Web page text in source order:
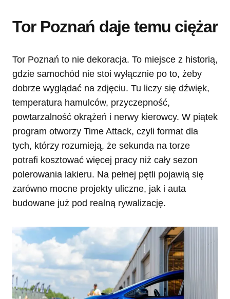
Tor Poznań daje temu ciężar
Tor Poznań to nie dekoracja. To miejsce z historią,
gdzie samochód nie stoi wyłącznie po to, żeby
dobrze wyglądać na zdjęciu. Tu liczy się dźwięk,
temperatura hamulców, przyczepność,
powtarzalność okrążeń i nerwy kierowcy. W piątek
program otworzy Time Attack, czyli format dla
tych, którzy rozumieją, że sekunda na torze
potrafi kosztować więcej pracy niż cały sezon
polerowania lakieru. Na pełnej pętli pojawią się
zarówno mocne projekty uliczne, jak i auta
budowane już pod realną rywalizację.